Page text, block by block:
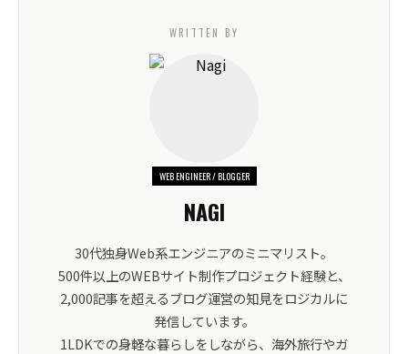
WRITTEN BY
WEB ENGINEER / BLOGGER
NAGI
30代独身Web系エンジニアのミニマリスト。
500件以上のWEBサイト制作プロジェクト経験と、
2,000記事を超えるブログ運営の知見をロジカルに
発信しています。
1LDKでの身軽な暮らしをしながら、海外旅行やガ